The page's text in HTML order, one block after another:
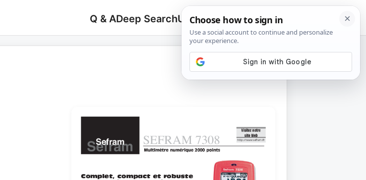
Q & ADeep SearchUpload
Search
for:
🔍